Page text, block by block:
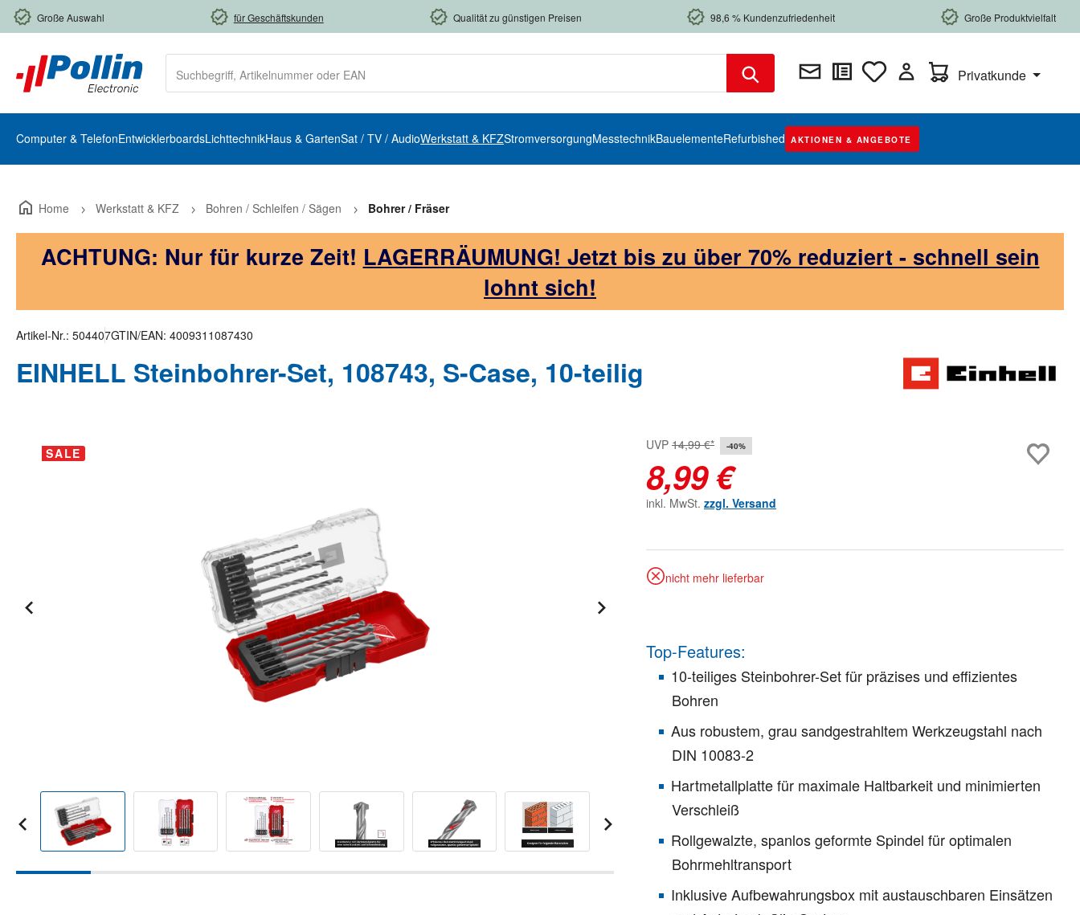
Hauptinhalt springen
Zur Suche springen
Zur Hauptnavigation springen
Große Auswahl für Geschäftskunden Qualität zu günstigen Preisen 98,6 % Kundenzufriedenheit Große Produktvielfalt
Warenkorb enthält 0
Privatkunde
Computer & TelefonEntwicklerboardsLichttechnikHaus & GartenSat / TV / AudioWerkstatt & KFZStromversorgungMesstechnikBauelementeRefurbished AKTIONEN & ANGEBOTE
Home Werkstatt & KFZ Bohren / Schleifen / Sägen Bohrer / Fräser
ACHTUNG: Nur für kurze Zeit! LAGERRÄUMUNG! Jetzt bis zu über 70% reduziert - schnell sein
lohnt sich!
Artikel-Nr.: 504407GTIN/EAN: 4009311087430
EINHELL Steinbohrer-Set, 108743, S-Case, 10-teilig
Bildergalerie überspringen
SALE
UVP 14,99 €* -40%
8,99 €
inkl. MwSt. zzgl. Versand
nicht mehr lieferbar
Top-Features:
10-teiliges Steinbohrer-Set für präzises und effizientes
Bohren
Aus robustem, grau sandgestrahltem Werkzeugstahl nach
DIN 10083-2
Hartmetallplatte für maximale Haltbarkeit und minimierten
Verschleiß
Rollgewalzte, spanlos geformte Spindel für optimalen
Bohrmehltransport
Inklusive Aufbewahrungsbox mit austauschbaren Einsätzen